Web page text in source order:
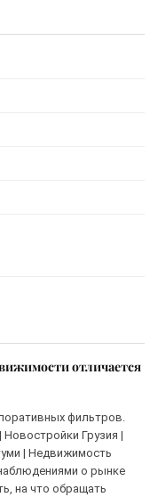
отличается
фильтров.
Грузия |
| Недвижимость
о рынке
на что обращать